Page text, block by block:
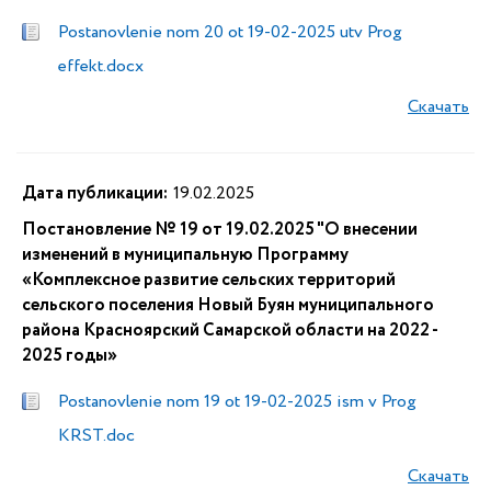
Postanovlenie nom 20 ot 19-02-2025 utv Prog
effekt.docx
Скачать
Дата публикации: 19.02.2025
Постановление № 19 от 19.02.2025 "О внесении
изменений в муниципальную Программу
«Комплексное развитие сельских территорий
сельского поселения Новый Буян муниципального
района Красноярский Самарской области на 2022 -
2025 годы»
Postanovlenie nom 19 ot 19-02-2025 ism v Prog
KRST.doc
Скачать